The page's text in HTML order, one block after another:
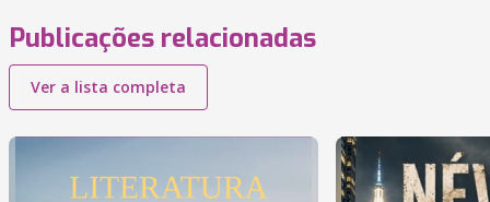
Publicações relacionadas
Ver a lista completa